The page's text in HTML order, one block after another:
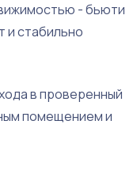
- бьюти
и стабильно
в проверенный
помещением и